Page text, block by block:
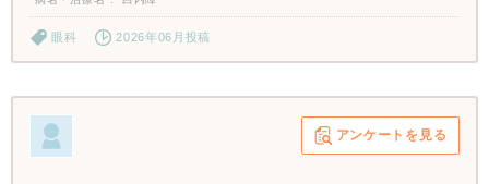
眼科 2026年06月投稿
アンケートを見る